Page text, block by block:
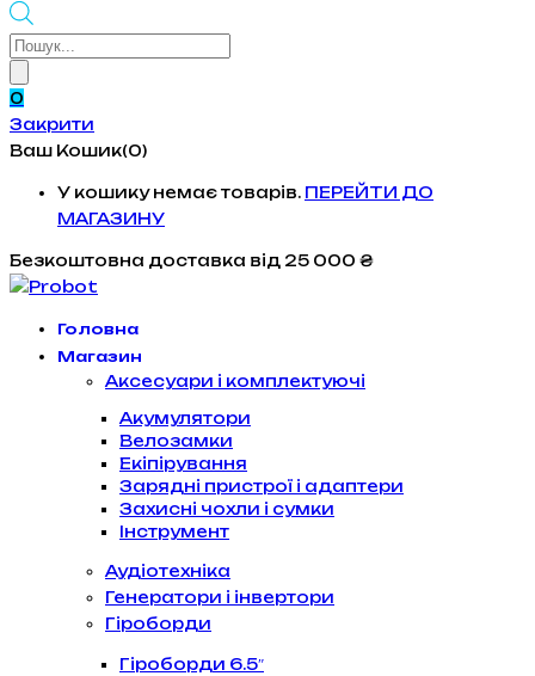
Products
0
Закрити
Ваш Кошик(0)
У кошику немає товарів. ПЕРЕЙТИ ДО
МАГАЗИНУ
Безкоштовна доставка від 25 000 ₴
Головна
Магазин
Аксесуари і комплектуючі
Акумулятори
Велозамки
Екіпірування
Зарядні пристрої і адаптери
Захисні чохли і сумки
Інструмент
Аудіотехніка
Генератори і інвертори
Гіроборди
Гіроборди 6.5″